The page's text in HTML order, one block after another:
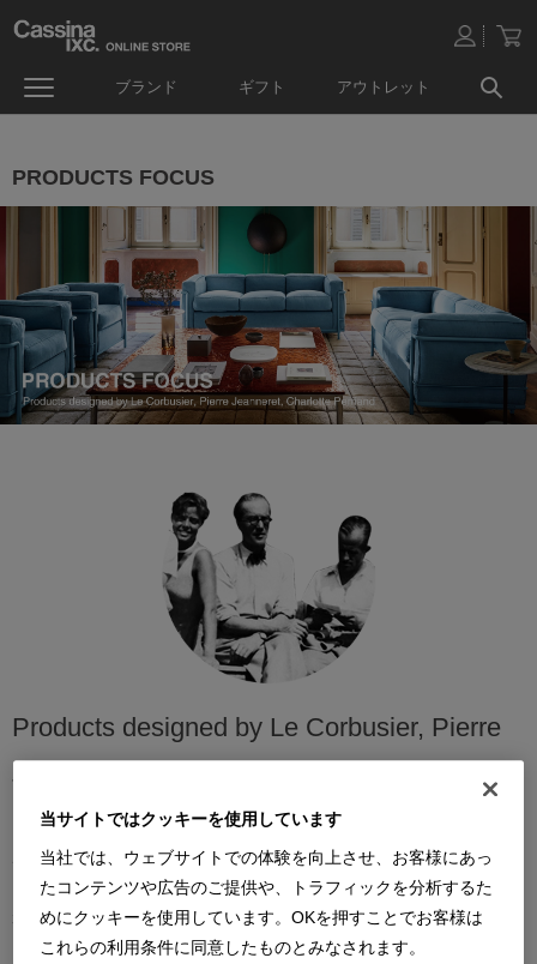
ブランド ギフト アウトレット
PRODUCTS FOCUS
Products designed by Le Corbusier, Pierre
Jeanneret, Charlotte Perriand
1964年、ル・コルビュジエと共作者らが存命の頃、カッシーナは
ル・コルビュジエ、ピエール・ジャンヌレ、シャルロット・ぺリア
ンによる4つのモデルの復刻生産を始める契約を結びました。 これ
がカッシーナのイ・マエストリコレクションの始まりです。 これに
より、ル・コルビュジエはイタリア企業の工業技術に対する国際的
当サイトではクッキーを使用しています
当社では、ウェブサイトでの体験を向上させ、お客様にあっ
たコンテンツや広告のご提供や、トラフィックを分析するた
めにクッキーを使用しています。OKを押すことでお客様は
これらの利用条件に同意したものとみなされます。